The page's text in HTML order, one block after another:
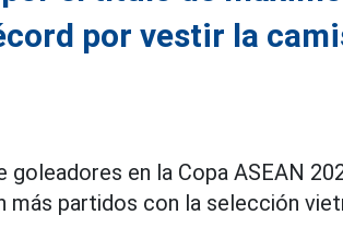
por vestir la
goleadores en la Copa ASEAN
más partidos con la selección